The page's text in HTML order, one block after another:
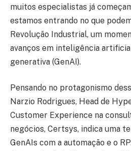
muitos especialistas já
estamos entrando no que
Revolução Industrial, um
avanços em inteligência
generativa (GenAI).
Pensando no protagonismo
Narzio Rodrigues, Head de
Customer Experience na
negócios, Certsys, indica uma
GenAIs com a automação e o